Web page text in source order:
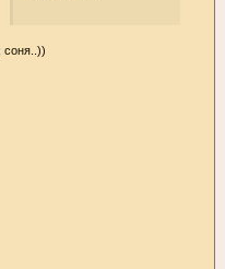
соня..))